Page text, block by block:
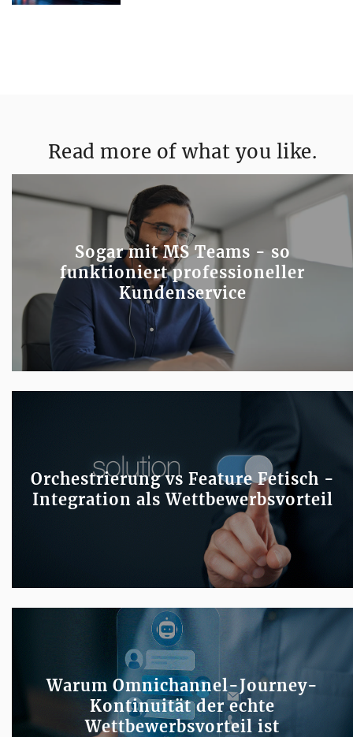
Read more of what you like.
Sogar mit MS Teams - so
funktioniert professioneller
Kundenservice
Orchestrierung vs Feature Fetisch -
Integration als Wettbewerbsvorteil
Warum Omnichannel-Journey-
Kontinuität der echte
Wettbewerbsvorteil ist